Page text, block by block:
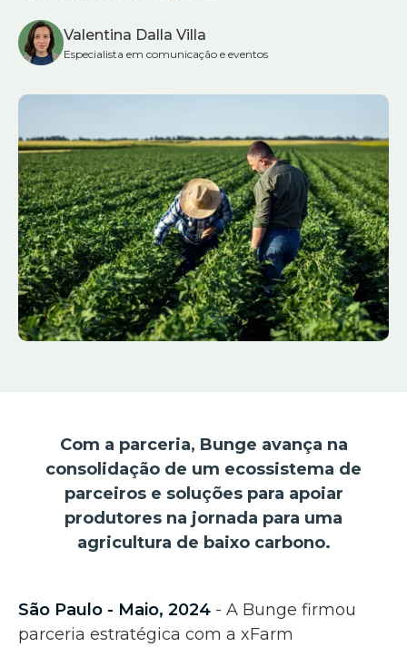
Valentina Dalla Villa
Especialista em comunicação e eventos
Com a parceria, Bunge avança na
consolidação de um ecossistema de
parceiros e soluções para apoiar
produtores na jornada para uma
agricultura de baixo carbono.
São Paulo - Maio, 2024 - A Bunge firmou
parceria estratégica com a xFarm